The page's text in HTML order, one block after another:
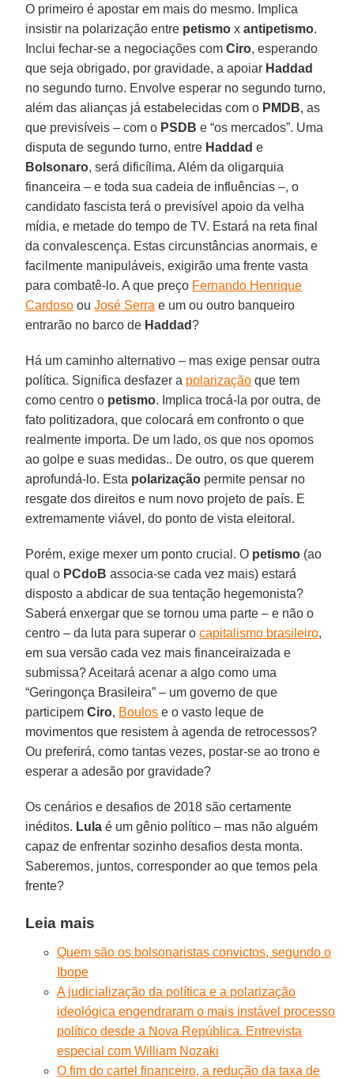
O primeiro é apostar em mais do mesmo. Implica
insistir na polarização entre petismo xantipetismo.
Inclui fechar-se a negociações comCiro, esperando
que seja obrigado, por gravidade, a apoiar Haddad
no segundo turno. Envolve esperar no segundo turno,
além das alianças já estabelecidas com o PMDB, as
que previsíveis – com o PSDB e “os mercados”. Uma
disputa de segundo turno, entre Haddad e
Bolsonaro, será dificílima. Além da oligarquia
financeira – e toda sua cadeia de influências –, o
candidato fascista terá o previsível apoio da velha
mídia, e metade do tempo de TV. Estará na reta final
da convalescença. Estas circunstâncias anormais, e
facilmente manipuláveis, exigirão uma frente vasta
para combatê-lo. A que preço Fernando Henrique
Cardoso ouJosé Serra e um ou outro banqueiro
entrarão no barco de Haddad?
Há um caminho alternativo – mas exige pensar outra
política. Significa desfazer a polarização que tem
como centro o petismo. Implica trocá-la por outra, de
fato politizadora, que colocará em confronto o que
realmente importa. De um lado, os que nos opomos
ao golpe e suas medidas.. De outro, os que querem
aprofundá-lo. Esta polarização permite pensar no
resgate dos direitos e num novo projeto de país. E
extremamente viável, do ponto de vista eleitoral.
Porém, exige mexer um ponto crucial. O petismo (ao
qual o PCdoB associa-se cada vez mais) estará
disposto a abdicar de sua tentação hegemonista?
Saberá enxergar que se tornou uma parte – e não o
centro – da luta para superar ocapitalismo brasileiro,
em sua versão cada vez mais financeiraizada e
submissa? Aceitará acenar a algo como uma
“Geringonça Brasileira” – um governo de que
participemCiro, Boulos e o vasto leque de
movimentos que resistem à agenda de retrocessos?
Ou preferirá, como tantas vezes, postar-se ao trono e
esperar a adesão por gravidade?
Os cenários e desafios de 2018 são certamente
inéditos. Lula é um gênio político – mas não alguém
capaz de enfrentar sozinho desafios desta monta.
Saberemos, juntos, corresponder ao que temos pela
frente?
Leia mais
Quem são os bolsonaristas convictos, segundo o
Ibope
A judicialização da política e a polarização
ideológica engendraram o mais instável processo
político desde a Nova República. Entrevista
especial com William Nozaki
O fim do cartel financeiro, a redução da taxa de